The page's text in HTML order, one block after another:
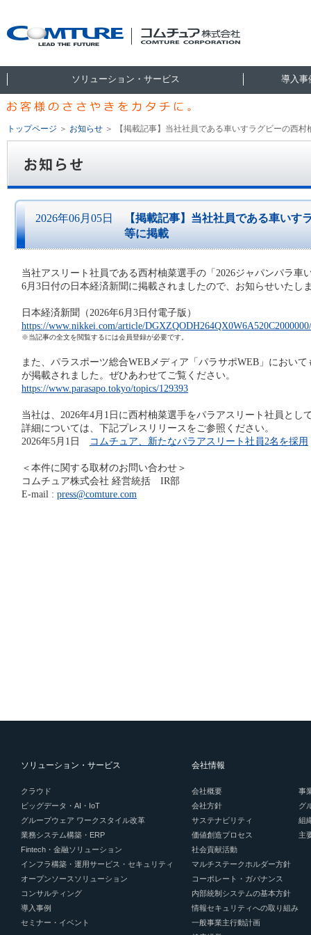
ソリューション・サービス 導入事
トップページ ＞ お知らせ ＞ 【掲載記事】当社社員である車いすラグビーの西
2026年06月05日
【掲載記事】当社社員である車い
等に掲載
当社アスリート社員である西村柚菜選手の「2026ジャパンパラ車
6月3日付の日本経済新聞に掲載されましたので、お知らせいたし
日本経済新聞（2026年6月3日付電子版）
https://www.nikkei.com/article/DGXZQODH264QX0W6A520C2000000/
※当記事の全文を閲覧するには会員登録が必要です。
また、パラスポーツ総合WEBメディア「パラサポWEB」におい
が掲載されました。ぜひあわせてご覧ください。
https://www.parasapo.tokyo/topics/129393
当社は、2026年4月1日に西村柚菜選手をパラアスリート社員とし
詳細については、下記プレスリリースをご参照ください。
2026年5月1日
コムチュア、新たなパラアスリート社員2名を採用
＜本件に関する取材のお問い合わせ＞
コムチュア株式会社 経営統括 IR部
E-mail : press@comture.com
ソリューション・サービス
クラウド
ビッグデータ・AI・IoT
グループウェア ワークスタイル改革
業務システム構築・ERP
Fintech・金融ソリューション
インフラ構築・運用サービス・セキュリティ
オープンソースソリューション
コンサルティング
導入事例
セミナー・イベント
会社情報
会社概要
会社方針
サステナビリティ
価値創造プロセス
社会貢献活動
マルチステークホルダー方針
コーポレート・ガバナンス
内部統制システムの基本方針
情報セキュリティへの取り組み
一般事業主行動計画
事
グ
組
主